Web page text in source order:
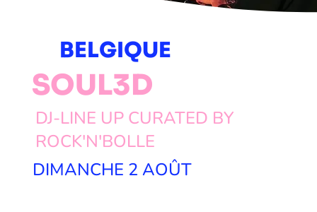
BELGIQUE
SOUL3D
DJ-LINE UP CURATED BY
ROCK'N'BOLLE
DIMANCHE 2 AOÛT